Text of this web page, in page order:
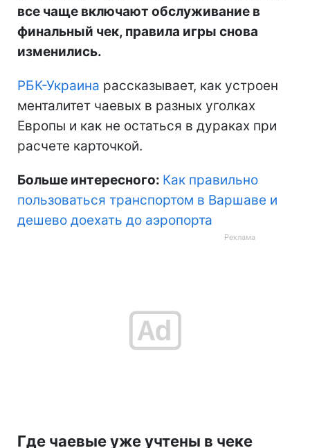
все чаще включают обслуживание в
финальный чек, правила игры снова
изменились.
РБК-Украина рассказывает, как устроен
менталитет чаевых в разных уголках
Европы и как не остаться в дураках при
расчете карточкой.
Больше интересного: Как правильно
пользоваться транспортом в Варшаве и
дешево доехать до аэропорта
Где чаевые уже учтены в чеке